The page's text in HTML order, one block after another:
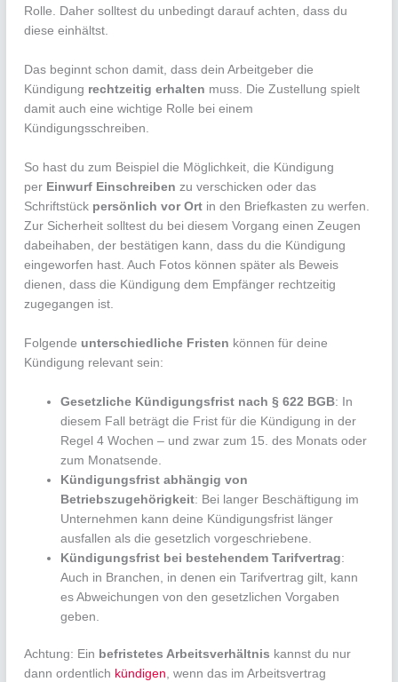
Rolle. Daher solltest du unbedingt darauf achten, dass du
diese einhältst.
Das beginnt schon damit, dass dein Arbeitgeber die
Kündigung rechtzeitig erhalten muss. Die Zustellung spielt
damit auch eine wichtige Rolle bei einem
Kündigungsschreiben.
So hast du zum Beispiel die Möglichkeit, die Kündigung
per Einwurf Einschreiben zu verschicken oder das
Schriftstück persönlich vor Ort in den Briefkasten zu werfen.
Zur Sicherheit solltest du bei diesem Vorgang einen Zeugen
dabeihaben, der bestätigen kann, dass du die Kündigung
eingeworfen hast. Auch Fotos können später als Beweis
dienen, dass die Kündigung dem Empfänger rechtzeitig
zugegangen ist.
Folgende unterschiedliche Fristen können für deine
Kündigung relevant sein:
Gesetzliche Kündigungsfrist nach § 622 BGB: In
diesem Fall beträgt die Frist für die Kündigung in der
Regel 4 Wochen – und zwar zum 15. des Monats oder
zum Monatsende.
Kündigungsfrist abhängig von
Betriebszugehörigkeit: Bei langer Beschäftigung im
Unternehmen kann deine Kündigungsfrist länger
ausfallen als die gesetzlich vorgeschriebene.
Kündigungsfrist bei bestehendem Tarifvertrag:
Auch in Branchen, in denen ein Tarifvertrag gilt, kann
es Abweichungen von den gesetzlichen Vorgaben
geben.
Achtung: Ein befristetes Arbeitsverhältnis kannst du nur
dann ordentlich kündigen, wenn das im Arbeitsvertrag